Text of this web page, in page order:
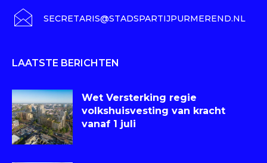
SECRETARIS@STADSPARTIJPURMEREND.NL
LAATSTE BERICHTEN
Wet Versterking regie
volkshuisvesting van kracht
vanaf 1 juli